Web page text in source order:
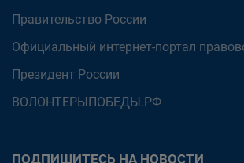
Правительство России
Официальный интернет-портал
Президент России
ВОЛОНТЕРЫПОБЕДЫ.РФ
ПОДПИШИТЕСЬ НА НОВОСТИ